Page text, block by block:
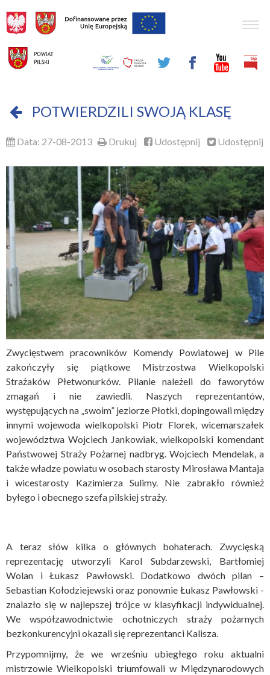
POTWIERDZILI SWOJĄ KLASĘ
Data: 27-08-2013 Drukuj Udostępnij Udostępnij
Zwycięstwem pracowników Komendy Powiatowej w Pile
zakończyły się piątkowe Mistrzostwa Wielkopolski
Strażaków Płetwonurków. Pilanie należeli do faworytów
zmagań i nie zawiedli. Naszych reprezentantów,
występujących na „swoim” jeziorze Płotki, dopingowali między
innymi wojewoda wielkopolski Piotr Florek, wicemarszałek
województwa Wojciech Jankowiak, wielkopolski komendant
Państwowej Straży Pożarnej nadbryg. Wojciech Mendelak, a
także władze powiatu w osobach starosty Mirosława Mantaja
i wicestarosty Kazimierza Sulimy. Nie zabrakło również
byłego i obecnego szefa pilskiej straży.
A teraz słów kilka o głównych bohaterach. Zwycięską
reprezentację utworzyli Karol Subdarzewski, Bartłomiej
Wolan i Łukasz Pawłowski. Dodatkowo dwóch pilan –
Sebastian Kołodziejewski oraz ponownie Łukasz Pawłowski -
znalazło się w najlepszej trójce w klasyfikacji indywidualnej.
We współzawodnictwie ochotniczych straży pożarnych
bezkonkurencyjni okazali się reprezentanci Kalisza.
Przypomnijmy, że we wrześniu ubiegłego roku aktualni
mistrzowie Wielkopolski triumfowali w Międzynarodowych